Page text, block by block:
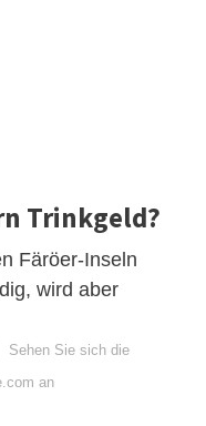
Trinkgeld?
Färöer-Inseln
wird aber
Sehen Sie sich die
an